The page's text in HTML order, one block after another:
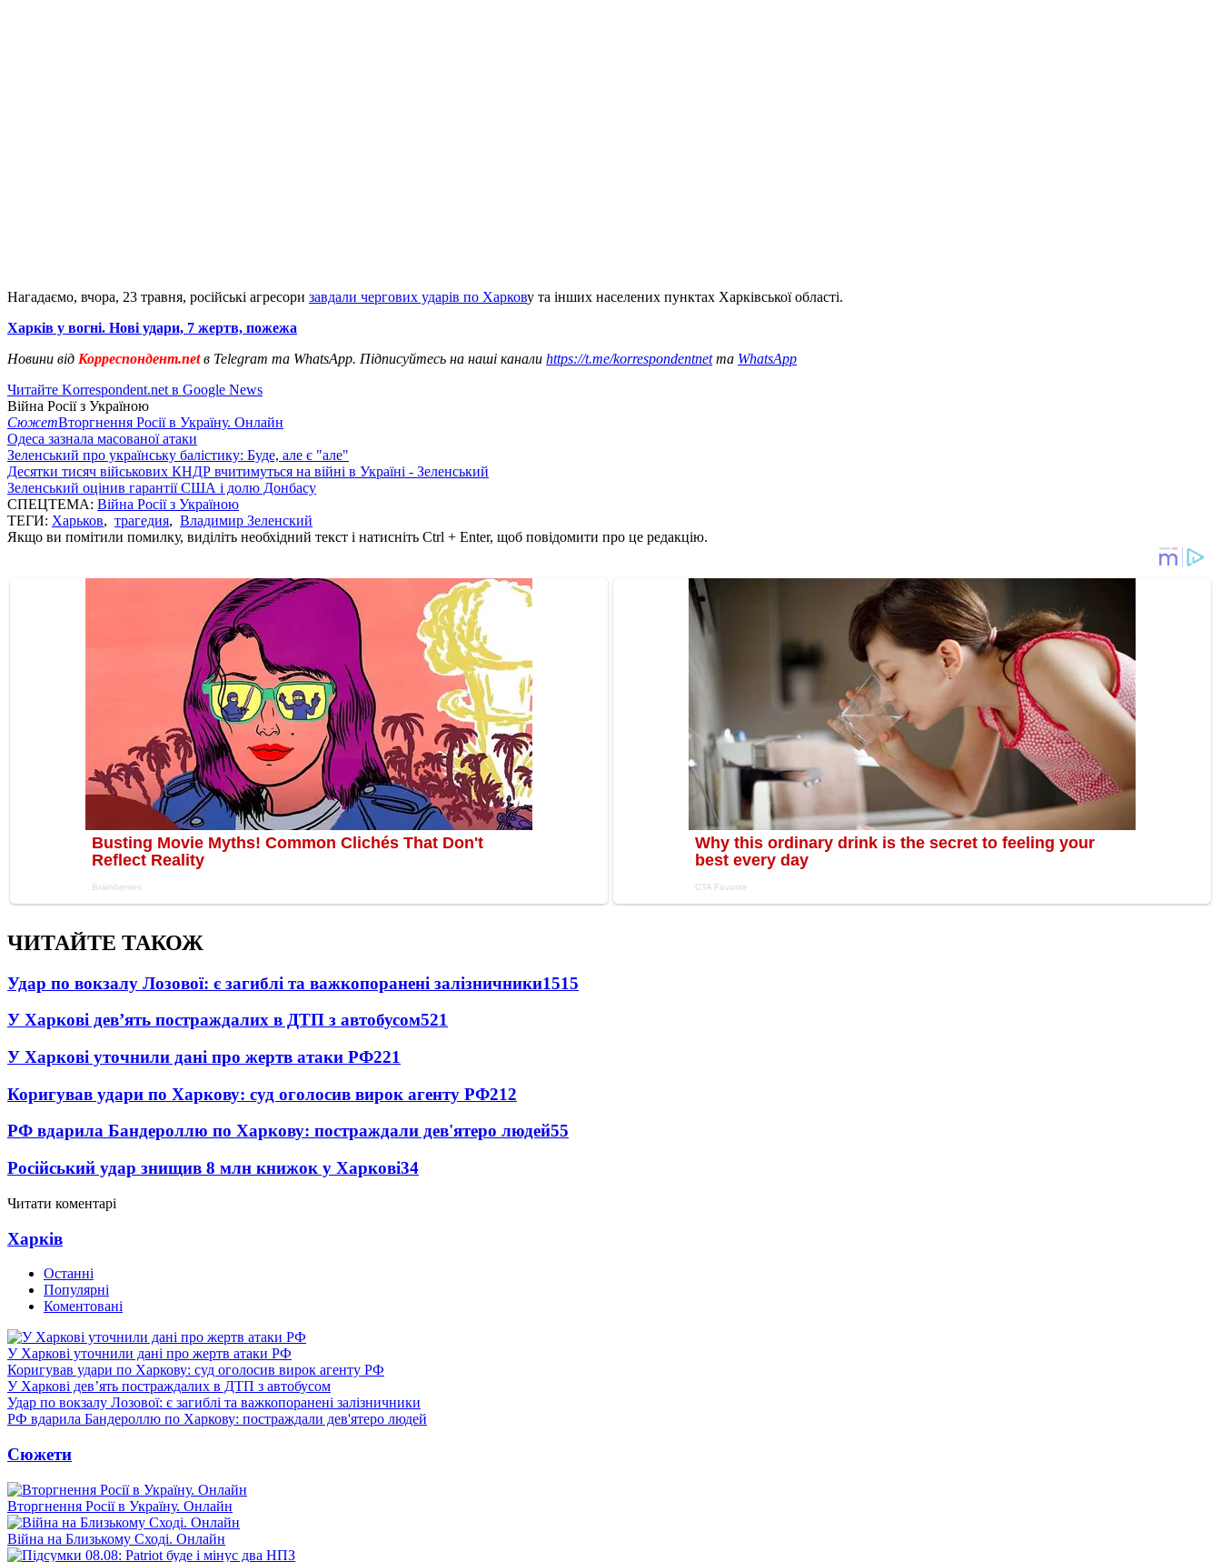
Нагадаємо, вчора, 23 травня, російські агресори завдали чергових ударів по Харкову та інших населених пунктах Харківської області.
Харків у вогні. Нові удари, 7 жертв, пожежа
Новини від Корреспондент.netв Telegram та WhatsApp. Підписуйтесь на наші канали https://t.me/korrespondentnetта WhatsApp
Читайте Korrespondent.net в Google News
Війна Росії з Україною
СюжетВторгнення Росії в Україну. Онлайн
Одеса зазнала масованої атаки
Зеленський про українську балістику: Буде, але є "але"
Десятки тисяч військових КНДР вчитимуться на війні в Україні - Зеленський
Зеленський оцінив гарантії США і долю Донбасу
СПЕЦТЕМА: Війна Росії з Україною
ТЕГИ: Харьков, трагедия, Владимир Зеленский
Якщо ви помітили помилку, виділіть необхідний текст і натисніть Ctrl + Enter, щоб повідомити про це редакцію.
ЧИТАЙТЕ ТАКОЖ
Удар по вокзалу Лозової: є загиблі та важкопоранені залізничники1515
У Харкові дев’ять постраждалих в ДТП з автобусом521
У Харкові уточнили дані про жертв атаки РФ221
Коригував удари по Харкову: суд оголосив вирок агенту РФ212
РФ вдарила Бандероллю по Харкову: постраждали дев'ятеро людей55
Російський удар знищив 8 млн книжок у Харкові34
Читати коментарі
Харків
Останні
Популярні
Коментовані
У Харкові уточнили дані про жертв атаки РФ
Коригував удари по Харкову: суд оголосив вирок агенту РФ
У Харкові дев’ять постраждалих в ДТП з автобусом
Удар по вокзалу Лозової: є загиблі та важкопоранені залізничники
РФ вдарила Бандероллю по Харкову: постраждали дев'ятеро людей
Сюжети
Вторгнення Росії в Україну. Онлайн
Війна на Близькому Сході. Онлайн